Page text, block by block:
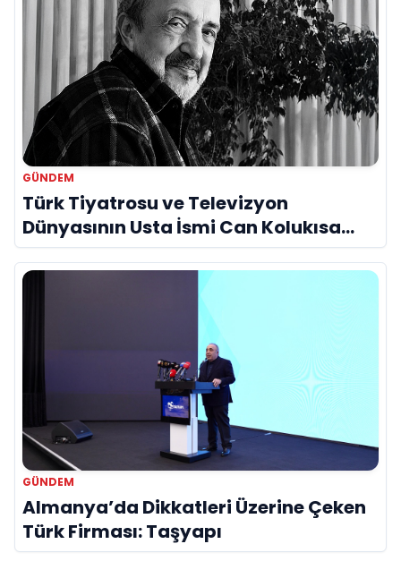
GÜNDEM
Türk Tiyatrosu ve Televizyon
Dünyasının Usta İsmi Can Kolukısa
Hayatını Kaybetti
GÜNDEM
Almanya’da Dikkatleri Üzerine Çeken
Türk Firması: Taşyapı